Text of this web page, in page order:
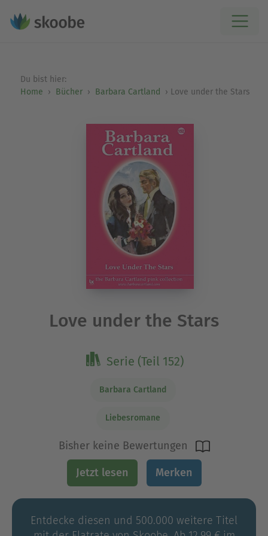
Du bist hier:
Home
Bücher Barbara Cartland Love under the Stars
Love under the Stars
Serie (Teil 152)
Barbara Cartland
Liebesromane
Bisher keine Bewertungen
Jetzt lesen Merken
Entdecke diesen und 500.000 weitere Titel